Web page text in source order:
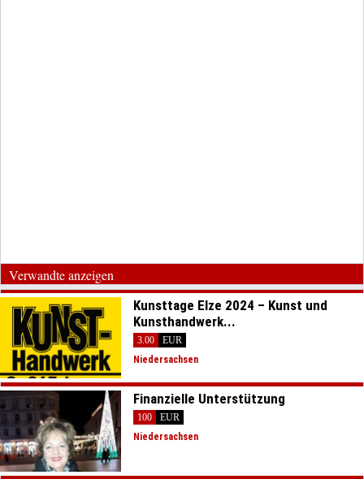
Verwandte anzeigen
Kunsttage Elze 2024 – Kunst und
Kunsthandwerk...
3.00
EUR
Niedersachsen
Finanzielle Unterstützung
100
EUR
Niedersachsen